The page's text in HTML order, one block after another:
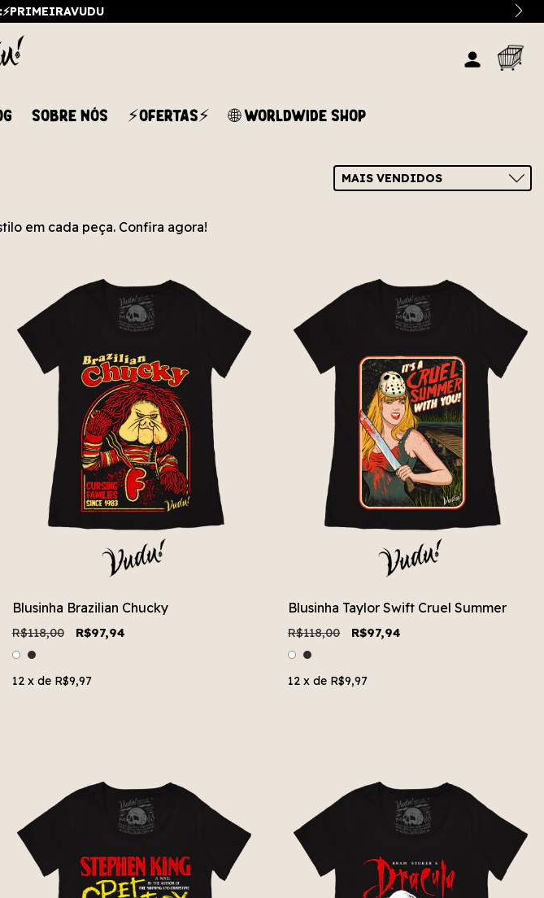
SOBRE NÓS ⚡OFERTAS⚡ 🌐 WORLDWIDE SHOP
em cada peça. Confira agora!
Blusinha Brazilian Chucky
R$118,00 R$97,94
12 x de R$9,97
Blusinha Taylor Swift Cruel Summer
R$118,00 R$97,94
12 x de R$9,97